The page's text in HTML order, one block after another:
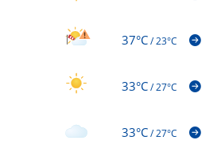
37°C/23°C
33°C/27°C
33°C/27°C